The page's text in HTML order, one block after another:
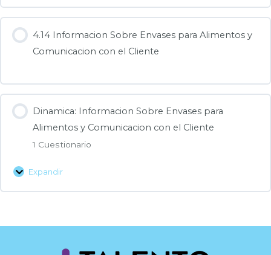
4.14 Informacion Sobre Envases para Alimentos y
Comunicacion con el Cliente
Dinamica: Informacion Sobre Envases para
Alimentos y Comunicacion con el Cliente
1 Cuestionario
Expandir